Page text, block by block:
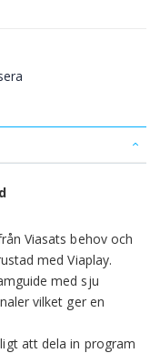
Viasats behov och
med Viaplay.
med sju
vilket ger en
att dela in program